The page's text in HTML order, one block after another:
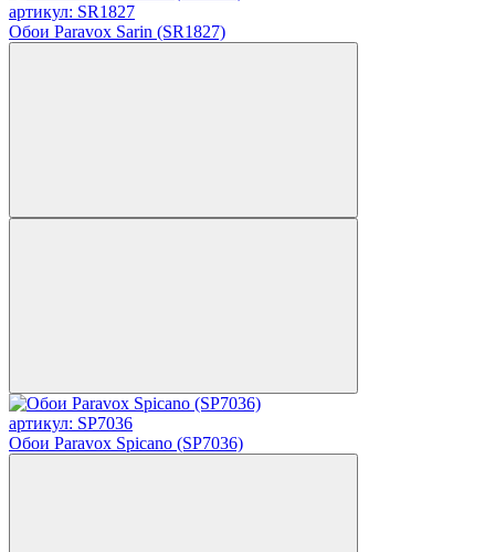
артикул: SR1827
Обои Paravox Sarin (SR1827)
артикул: SP7036
Обои Paravox Spicano (SP7036)